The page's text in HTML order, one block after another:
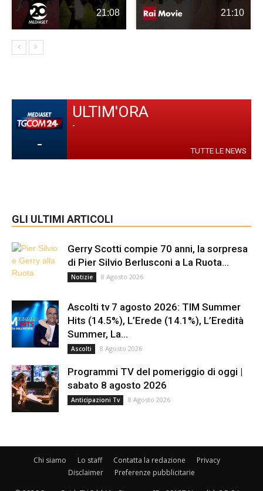
21:08 21:10
-
ULTIM'ORA
-
TUTTE LE NEWS
GLI ULTIMI ARTICOLI
Gerry Scotti compie 70 anni, la sorpresa
di Pier Silvio Berlusconi a La Ruota...
Notizie 8 Agosto 2026
Ascolti tv 7 agosto 2026: TIM Summer
Hits (14.5%), L’Erede (14.1%), L’Eredità
Summer, La...
Ascolti 8 Agosto 2026
Programmi TV del pomeriggio di oggi |
sabato 8 agosto 2026
Anticipazioni Tv 8 Agosto 2026
Chi siamo Lo staff Contatta la redazione
Privacy
Disclaimer
Preferenze pubblicitarie